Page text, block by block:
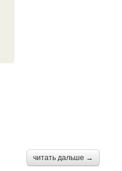
читать дальше →